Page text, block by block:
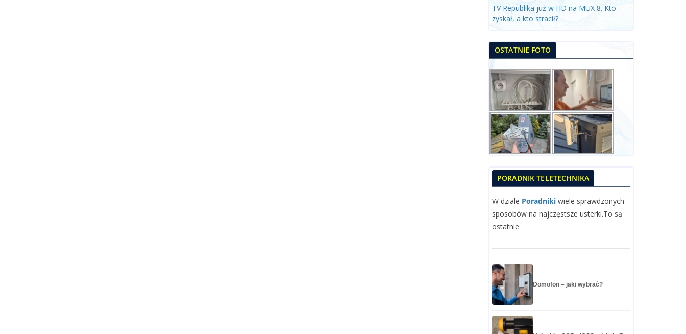
TV Republika już w HD na MUX 8. Kto
zyskał, a kto stracił?
OSTATNIE FOTO
PORADNIK TELETECHNIKA
W dziale Poradniki wiele sprawdzonych
sposobów na najczęstsze usterki.To są
ostatnie:
Domofon – jaki wybrać?